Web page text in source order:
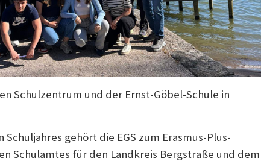
Schulzentrum und der Ernst-Göbel-Schule in
gehört die EGS zum Erasmus-Plus-
Schulamtes für den Landkreis Bergstraße und dem